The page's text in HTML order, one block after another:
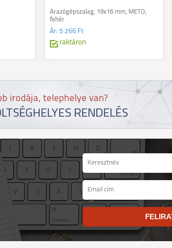
Árazógépszalag, 19x16 mm, METO,
fehér
Ár: 5 266 Ft
raktáron